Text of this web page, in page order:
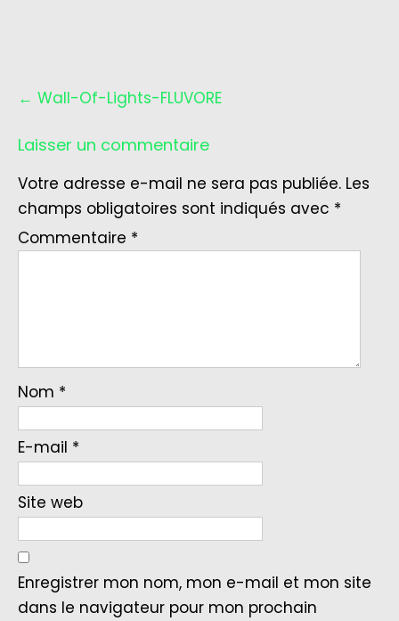
Post
navigation
← Wall-Of-Lights-FLUVORE
Laisser un commentaire
Votre adresse e-mail ne sera pas publiée. Les
champs obligatoires sont indiqués avec *
Commentaire *
Nom *
E-mail *
Site web
Enregistrer mon nom, mon e-mail et mon site
dans le navigateur pour mon prochain